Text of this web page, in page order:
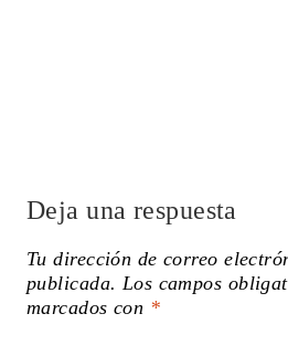
Deja una respuesta
Tu dirección de correo
publicada. Los campos
marcados con *